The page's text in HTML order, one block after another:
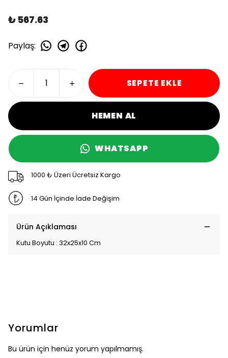
₺ 567.63
Paylaş:
SEPETE EKLE
HEMEN AL
WHATSAPP
1000 ₺ Üzeri Ücretsiz Kargo
14 Gün İçinde İade Değişim
Ürün Açıklaması
Kutu Boyutu : 32x25x10 Cm
Yorumlar
Bu ürün için henüz yorum yapılmamış.